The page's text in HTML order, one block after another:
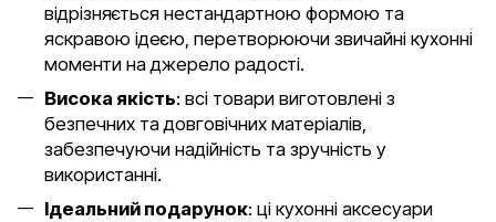
відрізняється нестандартною формою та
яскравою ідеєю, перетворюючи звичайні кухонні
моменти на джерело радості.
Висока якість: всі товари виготовлені з
безпечних та довговічних матеріалів,
забезпечуючи надійність та зручність у
використанні.
Ідеальний подарунок: ці кухонні аксесуари